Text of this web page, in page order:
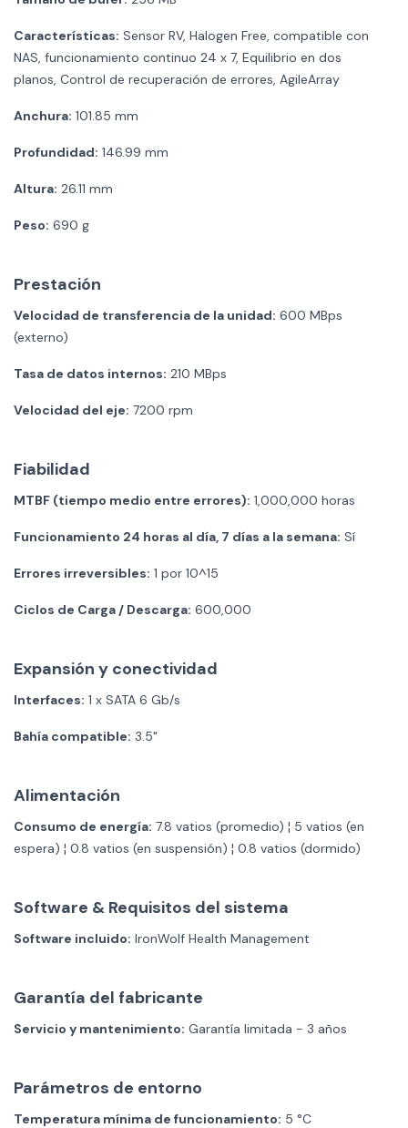
Características: Sensor RV, Halogen Free, compatible con
NAS, funcionamiento continuo 24 x 7, Equilibrio en dos
planos, Control de recuperación de errores, AgileArray
Anchura: 101.85 mm
Profundidad: 146.99 mm
Altura: 26.11 mm
Peso: 690 g
Prestación
Velocidad de transferencia de la unidad: 600 MBps
(externo)
Tasa de datos internos: 210 MBps
Velocidad del eje: 7200 rpm
Fiabilidad
MTBF (tiempo medio entre errores): 1,000,000 horas
Funcionamiento 24 horas al día, 7 días a la semana: Sí
Errores irreversibles: 1 por 10^15
Ciclos de Carga / Descarga: 600,000
Expansión y conectividad
Interfaces: 1 x SATA 6 Gb/s
Bahía compatible: 3.5"
Alimentación
Consumo de energía: 7.8 vatios (promedio) ¦ 5 vatios (en
espera) ¦ 0.8 vatios (en suspensión) ¦ 0.8 vatios (dormido)
Software & Requisitos del sistema
Software incluido: IronWolf Health Management
Garantía del fabricante
Servicio y mantenimiento: Garantía limitada - 3 años
Parámetros de entorno
Temperatura mínima de funcionamiento: 5 °C